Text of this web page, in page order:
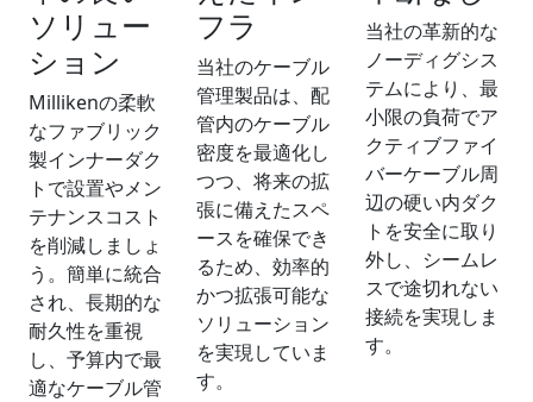
ソリュー
ション
Millikenの柔軟
なファブリック
製インナーダク
トで設置やメン
テナンスコスト
を削減しましょ
う。簡単に統合
され、長期的な
耐久性を重視
し、予算内で最
適なケーブル管
フラ
当社のケーブル
管理製品は、配
管内のケーブル
密度を最適化し
つつ、将来の拡
張に備えたスペ
ースを確保でき
るため、効率的
かつ拡張可能な
ソリューション
を実現していま
す。
当社の革新的な
ノーディグシス
テムにより、最
小限の負荷でア
クティブファイ
バーケーブル周
辺の硬い内ダク
トを安全に取り
外し、シームレ
スで途切れない
接続を実現しま
す。